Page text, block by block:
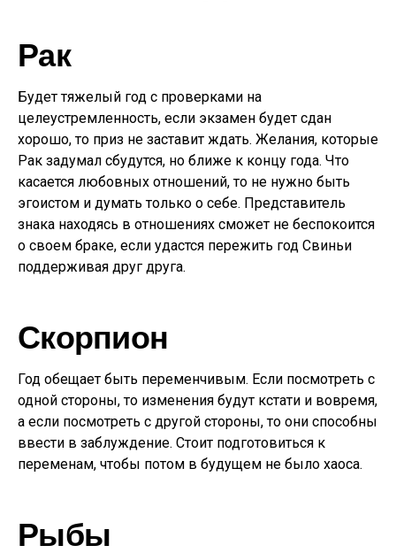
Рак
Будет тяжелый год с проверками на
целеустремленность, если экзамен будет сдан
хорошо, то приз не заставит ждать. Желания, которые
Рак задумал сбудутся, но ближе к концу года. Что
касается любовных отношений, то не нужно быть
эгоистом и думать только о себе. Представитель
знака находясь в отношениях сможет не беспокоится
о своем браке, если удастся пережить год Свиньи
поддерживая друг друга.
Скорпион
Год обещает быть переменчивым. Если посмотреть с
одной стороны, то изменения будут кстати и вовремя,
а если посмотреть с другой стороны, то они способны
ввести в заблуждение. Стоит подготовиться к
переменам, чтобы потом в будущем не было хаоса.
Рыбы